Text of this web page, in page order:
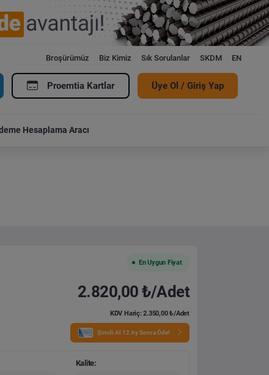
Broşürümüz Biz Kimiz Sık Sorulanlar SKDM EN
Proemtia Kartlar Üye Ol / Giriş Yap
Hesaplama Aracı
En Uygun Fiyat
2.820,00 ₺/Adet
KDV Hariç: 2.350,00 ₺/Adet
Şimdi Al 12 Ay Sonra Öde!
Kalite: